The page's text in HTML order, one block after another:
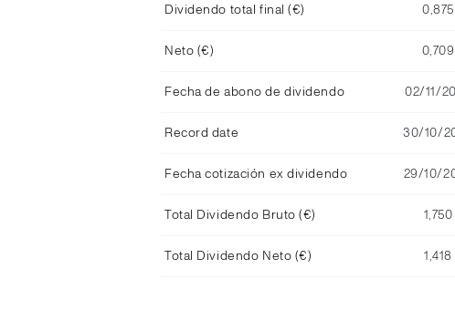
Dividendo total final (€) 0,875
Neto (€) 0,709
Fecha de abono de dividendo 02/11/
Record date 30/10/
Fecha cotización ex dividendo 29/10/
Total Dividendo Bruto (€) 1,750
Total Dividendo Neto (€) 1,418